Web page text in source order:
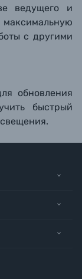
ведущего и
максимальную
с другими
обновления
быстрый